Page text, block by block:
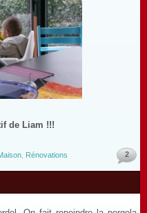
de Liam !!!
Rénovations 2